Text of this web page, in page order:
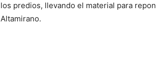
los predios, llevando el material para
Altamirano.